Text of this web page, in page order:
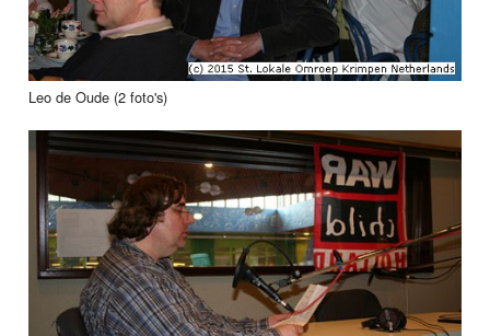
Leo de Oude (2 foto's)